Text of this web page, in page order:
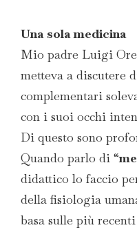
Una sola medicina
Mio padre Luigi
metteva a discutere
complementari
con i suoi occhi
Di questo sono
Quando parlo di “
didattico lo faccio
della fisiologia
basa sulle più